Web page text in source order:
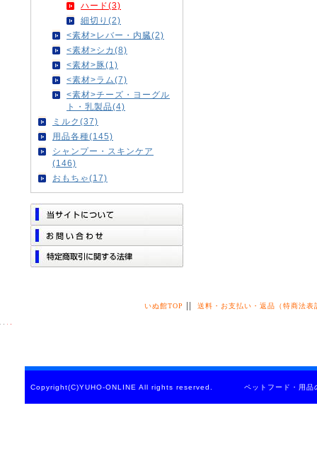
ハード(3)
細切り(2)
<素材>レバー・内臓(2)
<素材>シカ(8)
<素材>豚(1)
<素材>ラム(7)
<素材>チーズ・ヨーグル
ト・乳製品(4)
ミルク(37)
用品各種(145)
シャンプー・スキンケア
(146)
おもちゃ(17)
いぬ館TOP || 送料・お支払い・返品（特商法表
Copyright(C)YUHO-ONLINE All rights reserved. ペットフード・用品